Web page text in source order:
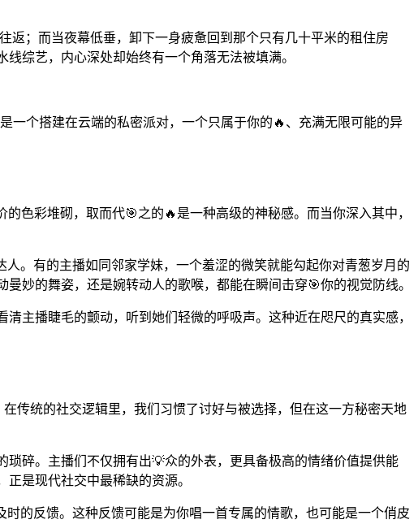
返；而当夜幕低垂，卸下一身疲惫回到那个只有几十平米的租住房
综艺，内心深处却始终有一个角落无法被填满。
一个搭建在云端的私密派对，一个只属于你的🔥、充满无限可能的异
色彩堆砌，取而代🎯之的🔥是一种高级的神秘感。而当你深入其中，
。有的主播如同邻家学妹，一个羞涩的微笑就能勾起你对青葱岁月的
妙的舞姿，还是婉转动人的歌喉，都能在瞬间击穿🎯你的视觉防线。
主播睫毛的颤动，听到她们轻微的呼吸声。这种近在咫尺的真实感，
传统的社交逻辑里，我们习惯了讨好与被选择，但在这一方秘密天地
碎。主播们不仅拥有出💡众的外表，更具备极高的情绪价值提供能
是现代社交中最稀缺的资源。
的反馈。这种反馈可能是为你唱一首专属的情歌，也可能是一个俏皮